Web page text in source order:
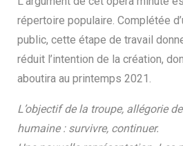
répertoire populaire. Complétée
public, cette étape de travail
réduit l’intention de la création,
aboutira au printemps 2021.
L’objectif de la troupe, allégorie
humaine : survivre, continuer.